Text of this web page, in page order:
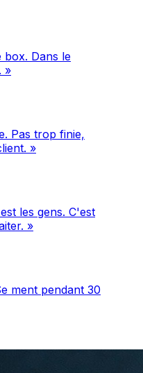
Dans le
»
Pas trop finie,
»
les gens. C'est
»
ment pendant 30